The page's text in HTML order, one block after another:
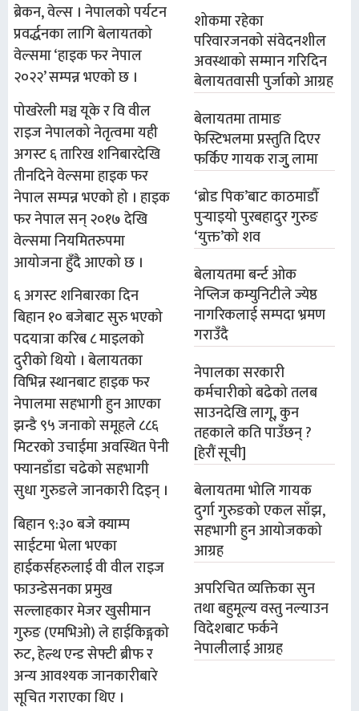
ब्रेकन, वेल्स । नेपालको पर्यटन
प्रवर्द्धनका लागि बेलायतको
वेल्समा ‘हाइक फर नेपाल
२०२२’ सम्पन्न भएको छ ।
पोखरेली मञ्च यूके र वि वील
राइज नेपालको नेतृत्वमा यही
अगस्ट ६ तारिख शनिबारदेखि
तीनदिने वेल्समा हाइक फर
नेपाल सम्पन्न भएको हो । हाइक
फर नेपाल सन् २०१७ देखि
वेल्समा नियमितरुपमा
आयोजना हुँदै आएको छ ।
६ अगस्ट शनिबारका दिन
बिहान १० बजेबाट सुरु भएको
पदयात्रा करिब ८ माइलको
दुरीको थियो । बेलायतका
विभिन्न स्थानबाट हाइक फर
नेपालमा सहभागी हुन आएका
झन्डै ९५ जनाको समूहले ८८६
मिटरको उचाईमा अवस्थित पेनी
फ्यानडाँडा चढेको सहभागी
सुधा गुरुङले जानकारी दिइन् ।
बिहान ९:३० बजे क्याम्प
साईटमा भेला भएका
हाईकर्सहरुलाई वी वील राइज
फाउन्डेसनका प्रमुख
सल्लाहकार मेजर खुसीमान
गुरुङ (एमभिओ) ले हाईकिङ्गको
रुट, हेल्थ एन्ड सेफ्टी ब्रीफ र
अन्य आवश्यक जानकारीबारे
सूचित गराएका थिए ।
शोकमा रहेका
परिवारजनको संवेदनशील
अवस्थाको सम्मान गरिदिन
बेलायतवासी पुर्जाको आग्रह
बेलायतमा तामाङ
फेस्टिभलमा प्रस्तुति दिएर
फर्किए गायक राजुु लामा
‘ब्रोड पिक’बाट काठमाडौँ
पुर्‍याइयो पुरबहादुर गुरुङ
‘युक्त’को शव
बेलायतमा बर्न्ट ओक
नेप्लिज कम्युनिटीले ज्येष्ठ
नागरिकलाई सम्पदा भ्रमण
गराउँदै
नेपालका सरकारी
कर्मचारीको बढेको तलब
साउनदेखि लागू, कुन
तहकाले कति पाउँछन् ?
[हेरौं सूची]
बेलायतमा भोलि गायक
दुर्गा गुरुङको एकल साँझ,
सहभागी हुन आयोजकको
आग्रह
अपरिचित व्यक्तिका सुन
तथा बहुमूल्य वस्तु नल्याउन
विदेशबाट फर्कने
नेपालीलाई आग्रह